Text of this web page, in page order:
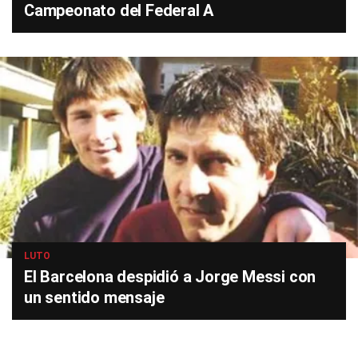
Campeonato del Federal A
LUTO
El Barcelona despidió a Jorge Messi con
un sentido mensaje